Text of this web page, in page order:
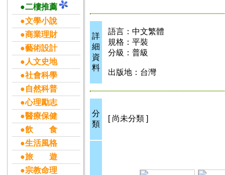
●二樓推薦
●文學小說
●商業理財
●藝術設計
●人文史地
●社會科學
●自然科普
●心理勵志
●醫療保健
●飲 食
●生活風格
●旅 遊
●宗教命理
詳
細
資
料
語言：中文繁體
規格：平裝
分級：普級
出版地：台灣
分
類
[ 尚未分類 ]